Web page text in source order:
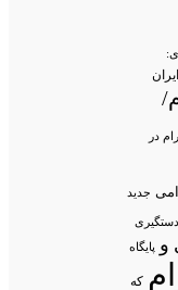
ایران
در
جدید
دستگیری
و پایگاه
که